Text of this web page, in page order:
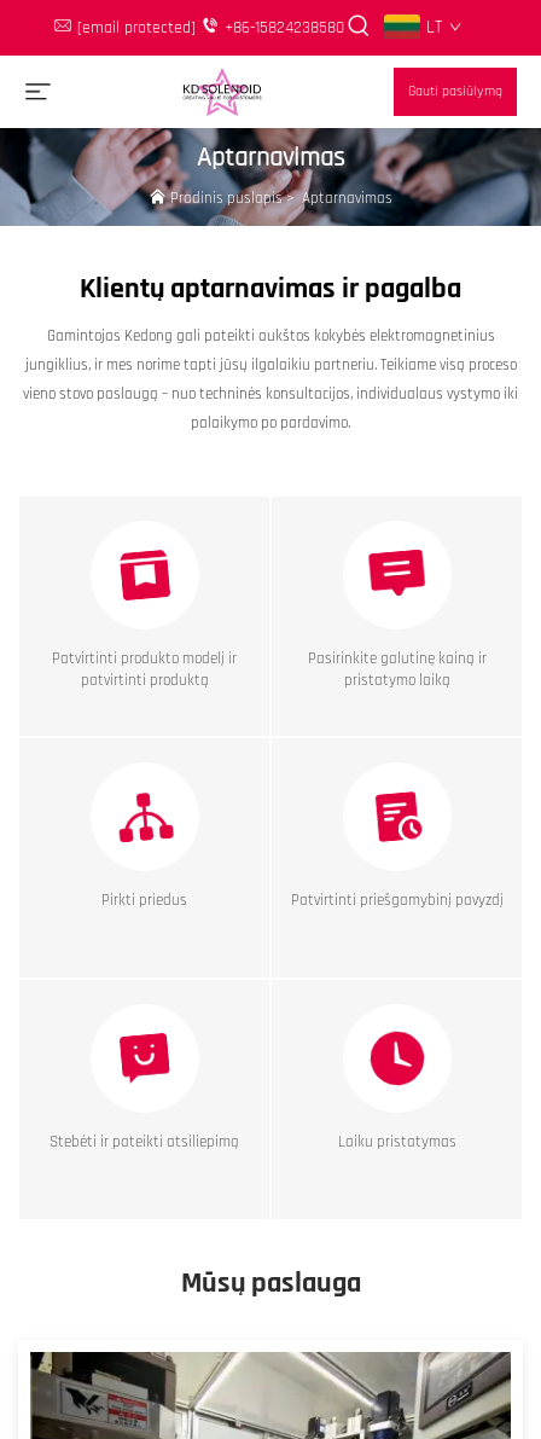
[email protected] +86-15824238580 LT
Gauti pasiūlymą
Aptarnavimas
Pradinis puslapis>Aptarnavimas
Klientų aptarnavimas ir pagalba
Gamintojas Kedong gali pateikti aukštos kokybės elektromagnetinius
jungiklius, ir mes norime tapti jūsų ilgalaikiu partneriu. Teikiame visą proceso
vieno stovo paslaugą – nuo techninės konsultacijos, individualaus vystymo iki
palaikymo po pardavimo.
Patvirtinti produkto modelį ir
patvirtinti produktą
Pasirinkite galutinę kainą ir
pristatymo laiką
Pirkti priedus Patvirtinti priešgamybinį pavyzdį
Stebėti ir pateikti atsiliepimą Laiku pristatymas
Mūsų paslauga